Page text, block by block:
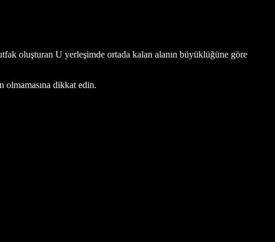
oluşturan U yerleşimde ortada kalan alanın büyüklüğüne göre
olmamasına dikkat edin.